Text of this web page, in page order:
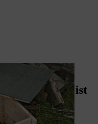
Regen.
Standort ist